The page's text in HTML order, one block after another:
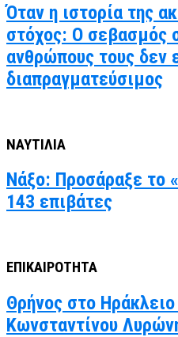
Όταν η ιστορία της
στόχος: Ο σεβασμός
ανθρώπους τους δεν
διαπραγματεύσιμος
ΝΑΥΤΙΛΙΑ
Νάξο: Προσάραξε το
143 επιβάτες
ΕΠΙΚΑΙΡΟΤΗΤΑ
Θρήνος στο
Κωνσταντίνου